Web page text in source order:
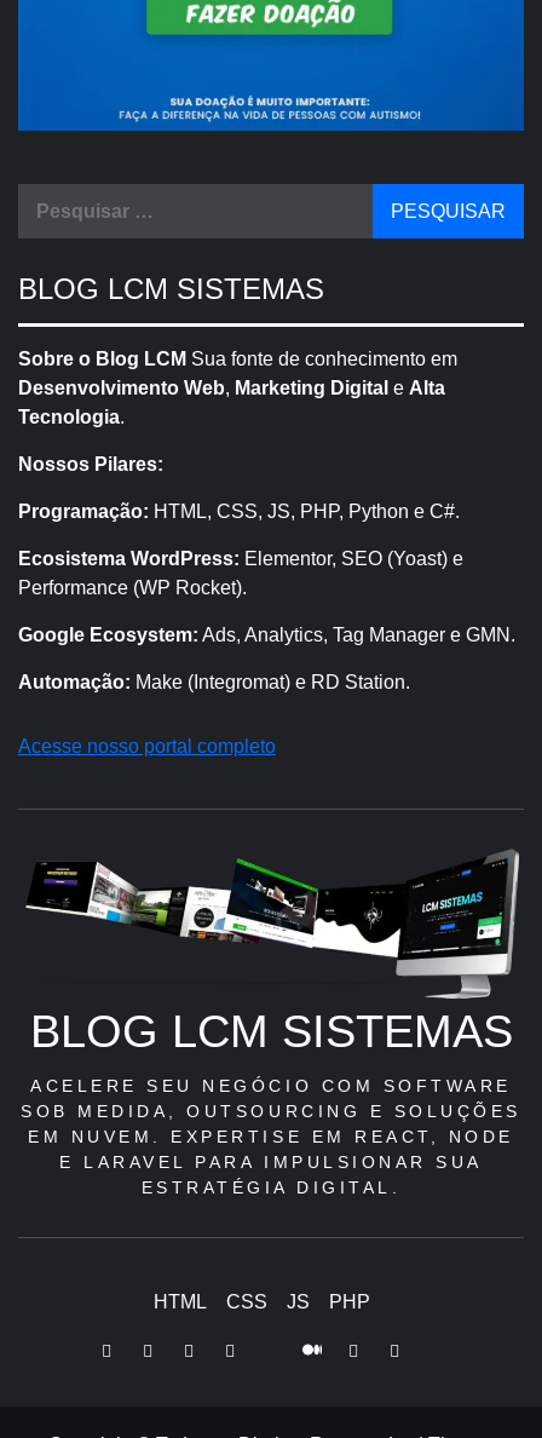
BLOG LCM SISTEMAS
Sobre o Blog LCM Sua fonte de conhecimento em
Desenvolvimento Web, Marketing Digital e Alta
Tecnologia.
Nossos Pilares:
Programação: HTML, CSS, JS, PHP, Python e C#.
Ecosistema WordPress: Elementor, SEO (Yoast) e
Performance (WP Rocket).
Google Ecosystem: Ads, Analytics, Tag Manager e GMN.
Automação: Make (Integromat) e RD Station.
Acesse nosso portal completo
BLOG LCM SISTEMAS
ACELERE SEU NEGÓCIO COM SOFTWARE
SOB MEDIDA, OUTSOURCING E SOLUÇÕES
EM NUVEM. EXPERTISE EM REACT, NODE
E LARAVEL PARA IMPULSIONAR SUA
ESTRATÉGIA DIGITAL.
HTML CSS JS PHP
LinkedInInstagramFacebookYoutube PinterestTiktok